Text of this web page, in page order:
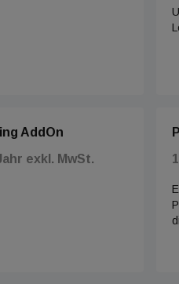
AddOn
exkl. MwSt.